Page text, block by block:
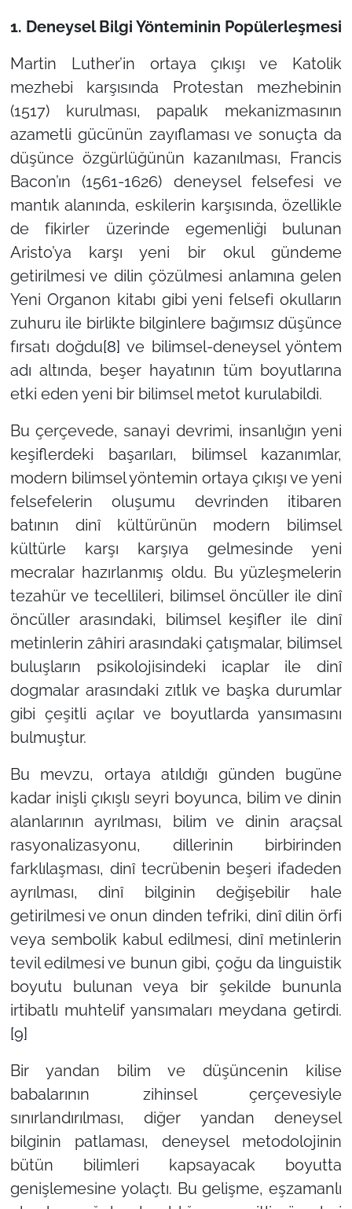
1. Deneysel Bilgi Yönteminin Popülerleşmesi
Martin Luther’in ortaya çıkışı ve Katolik
mezhebi karşısında Protestan mezhebinin
(1517) kurulması, papalık mekanizmasının
azametli gücünün zayıflaması ve sonuçta da
düşünce özgürlüğünün kazanılması, Francis
Bacon’ın (1561-1626) deneysel felsefesi ve
mantık alanında, eskilerin karşısında, özellikle
de fikirler üzerinde egemenliği bulunan
Aristo’ya karşı yeni bir okul gündeme
getirilmesi ve dilin çözülmesi anlamına gelen
Yeni Organon kitabı gibi yeni felsefi okulların
zuhuru ile birlikte bilginlere bağımsız düşünce
fırsatı doğdu[8] ve bilimsel-deneysel yöntem
adı altında, beşer hayatının tüm boyutlarına
etki eden yeni bir bilimsel metot kurulabildi.
Bu çerçevede, sanayi devrimi, insanlığın yeni
keşiflerdeki başarıları, bilimsel kazanımlar,
modern bilimsel yöntemin ortaya çıkışı ve yeni
felsefelerin oluşumu devrinden itibaren
batının dinî kültürünün modern bilimsel
kültürle karşı karşıya gelmesinde yeni
mecralar hazırlanmış oldu. Bu yüzleşmelerin
tezahür ve tecellileri, bilimsel öncüller ile dinî
öncüller arasındaki, bilimsel keşifler ile dinî
metinlerin zâhiri arasındaki çatışmalar, bilimsel
buluşların psikolojisindeki icaplar ile dinî
dogmalar arasındaki zıtlık ve başka durumlar
gibi çeşitli açılar ve boyutlarda yansımasını
bulmuştur.
Bu mevzu, ortaya atıldığı günden bugüne
kadar inişli çıkışlı seyri boyunca, bilim ve dinin
alanlarının ayrılması, bilim ve dinin araçsal
rasyonalizasyonu, dillerinin birbirinden
farklılaşması, dinî tecrübenin beşeri ifadeden
ayrılması, dinî bilginin değişebilir hale
getirilmesi ve onun dinden tefriki, dinî dilin örfi
veya sembolik kabul edilmesi, dinî metinlerin
tevil edilmesi ve bunun gibi, çoğu da linguistik
boyutu bulunan veya bir şekilde bununla
irtibatlı muhtelif yansımaları meydana getirdi.
[9]
Bir yandan bilim ve düşüncenin kilise
babalarının zihinsel çerçevesiyle
sınırlandırılması, diğer yandan deneysel
bilginin patlaması, deneysel metodolojinin
bütün bilimleri kapsayacak boyutta
genişlemesine yolaçtı. Bu gelişme, eşzamanlı